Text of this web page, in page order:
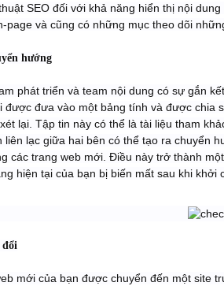
SEO đối với khả năng hiển thị nội
page và cũng có những mục theo dõi
hướng
phát triển và team nội dung có sự gắn
được đưa vào một bảng tính và được chia
lại. Tập tin này có thể là tài liệu tham
liên lạc giữa hai bên có thể tạo ra chuyển
các trang web mới. Điều này trở thành
hiện tại của bạn bị biến mất sau khi khởi
đổi
mới của bạn được chuyển đến một site